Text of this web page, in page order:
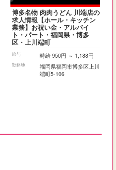
博多名物 肉肉うどん 川端店の
求人情報【ホール・キッチン
業務】お祝い金・アルバイ
ト・パート・福岡県・博多
区・上川端町
給与 時給 950円 ～ 1,188円
勤務地
福岡県福岡市博多区上川
端町5-106